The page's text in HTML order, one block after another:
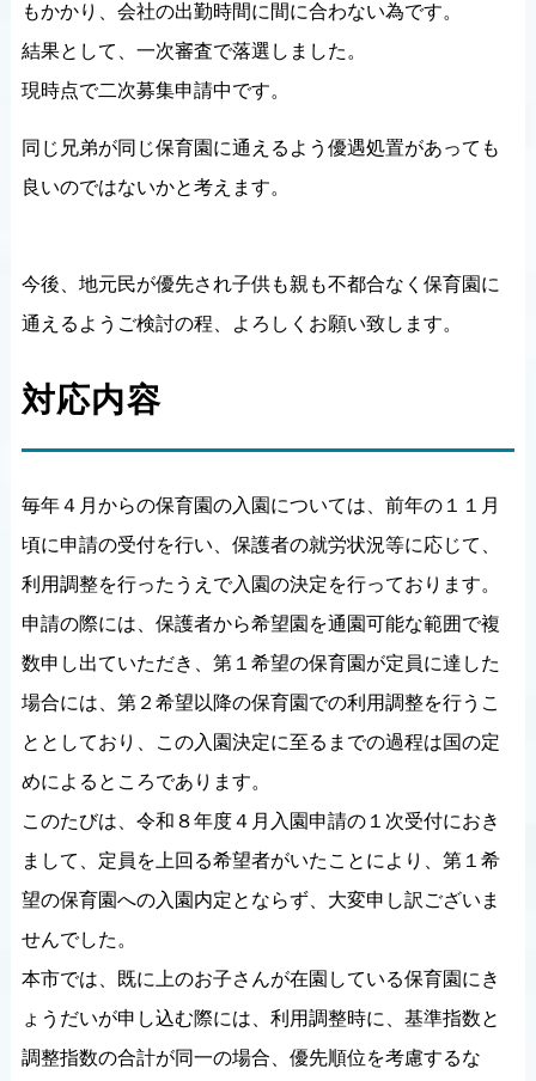
もかかり、会社の出勤時間に間に合わない為です。
結果として、一次審査で落選しました。
現時点で二次募集申請中です。
同じ兄弟が同じ保育園に通えるよう優遇処置があっても
良いのではないかと考えます。
今後、地元民が優先され子供も親も不都合なく保育園に
通えるようご検討の程、よろしくお願い致します。
対応内容
毎年４月からの保育園の入園については、前年の１１月
頃に申請の受付を行い、保護者の就労状況等に応じて、
利用調整を行ったうえで入園の決定を行っております。
申請の際には、保護者から希望園を通園可能な範囲で複
数申し出ていただき、第１希望の保育園が定員に達した
場合には、第２希望以降の保育園での利用調整を行うこ
ととしており、この入園決定に至るまでの過程は国の定
めによるところであります。
このたびは、令和８年度４月入園申請の１次受付におき
まして、定員を上回る希望者がいたことにより、第１希
望の保育園への入園内定とならず、大変申し訳ございま
せんでした。
本市では、既に上のお子さんが在園している保育園にき
ょうだいが申し込む際には、利用調整時に、基準指数と
調整指数の合計が同一の場合、優先順位を考慮するな